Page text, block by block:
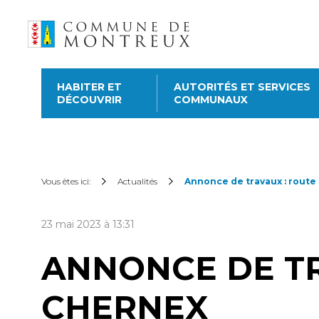
HABITER ET
DÉCOUVRIR
AUTORITÉS ET SERVICES
COMMUNAUX
Découvrir le nouveau
guichet virtuel
Pour commander une
dessus. Pour effectuer
Vous êtes ici: Actualités Annonce de travaux : route
23 mai 2023 à 13:31
ANNONCE DE
CHERNEX